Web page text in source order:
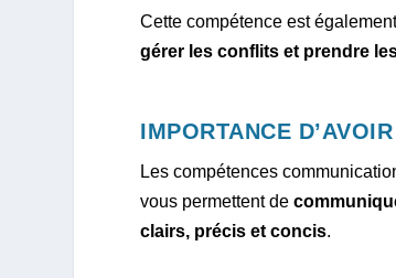
Cette compétence est
gérer les conflits et prendre
IMPORTANCE
Les compétences
vous permettent de
clairs, précis et concis.